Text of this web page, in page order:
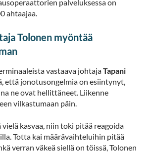
palveluksessa on
ahtaajaa.
Tolonen myöntää
vastaava johtajaTapani
että jonotusongelmia on esiintynyt,
ne ovat hellittäneet. Liikenne
vilkastumaan päin.
vielä kasvaa, niin toki pitää reagoida
Totta kai määrävaihteluihin pitää
verran väkeä siellä on töissä, Tolonen